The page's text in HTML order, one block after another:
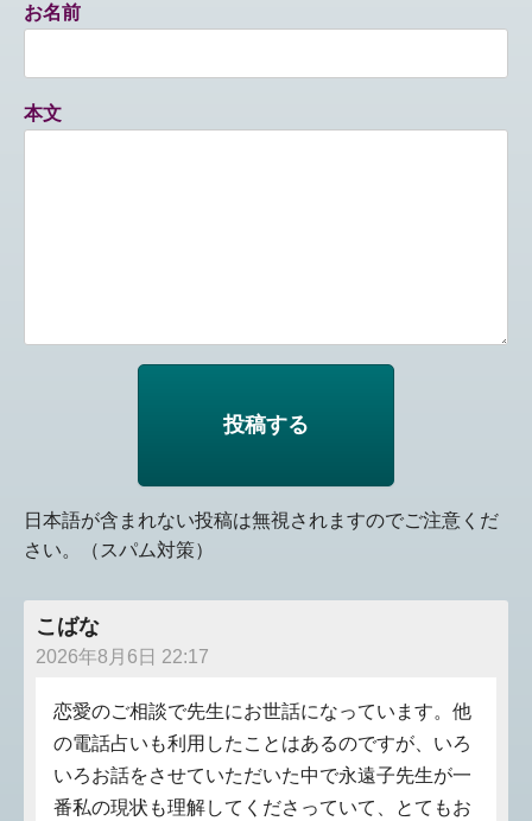
お名前
本文
日本語が含まれない投稿は無視されますのでご注意くだ
さい。（スパム対策）
こばな
2026年8月6日 22:17
恋愛のご相談で先生にお世話になっています。他
の電話占いも利用したことはあるのですが、いろ
いろお話をさせていただいた中で永遠子先生が一
番私の現状も理解してくださっていて、とてもお